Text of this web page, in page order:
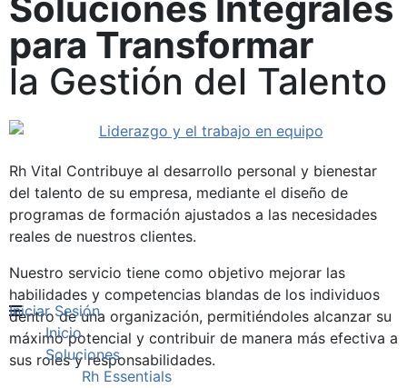
Iniciar Sesión
Inicio
Soluciones
Rh Essentials
para Transformar
la Gestión del Talento
Rh Vital Contribuye al desarrollo personal y bienestar
del talento de su empresa, mediante el diseño de
programas de formación ajustados a las necesidades
reales de nuestros clientes.
Nuestro servicio tiene como objetivo mejorar las
habilidades y competencias blandas de los individuos
dentro de una organización, permitiéndoles alcanzar su
máximo potencial y contribuir de manera más efectiva a
sus roles y responsabilidades.